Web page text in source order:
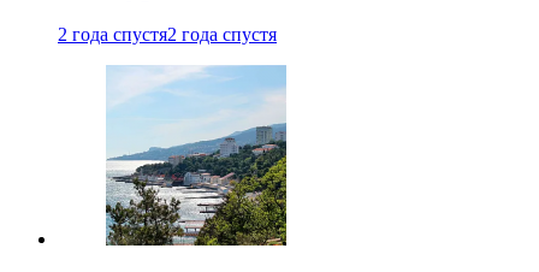
2 года спустя2 года спустя